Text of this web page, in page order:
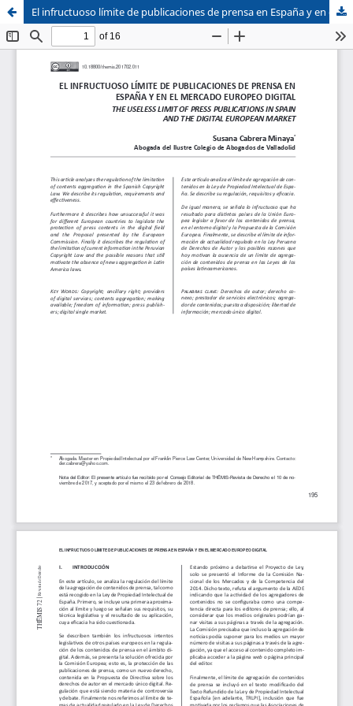
Sistema de
Bibliotecas
Facultad de
Derecho
El infructuoso límite de publicaciones de prensa en España y en el Mercado Europeo Digital